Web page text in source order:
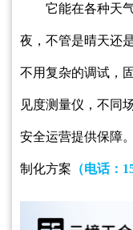
它能在各种天
夜，不管是晴天还
不用复杂的调试，
见度测量仪，不同
安全运营提供保障。
制化方案 （电话：